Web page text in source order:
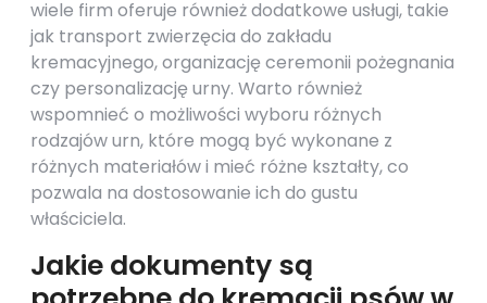
wiele firm oferuje również dodatkowe usługi, takie
jak transport zwierzęcia do zakładu
kremacyjnego, organizację ceremonii pożegnania
czy personalizację urny. Warto również
wspomnieć o możliwości wyboru różnych
rodzajów urn, które mogą być wykonane z
różnych materiałów i mieć różne kształty, co
pozwala na dostosowanie ich do gustu
właściciela.
Jakie dokumenty są